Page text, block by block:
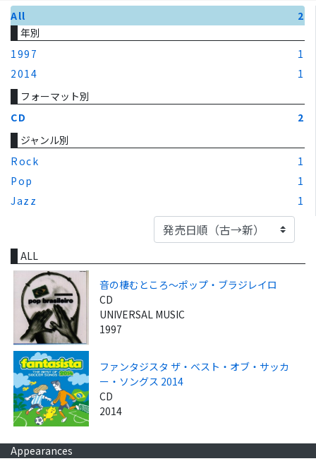
All
2
年別
1997
1
2014
1
フォーマット別
CD
2
ジャンル別
Rock
1
Pop
1
Jazz
1
ALL
音の棲むところ～ポップ・ブラジレイロ
CD
UNIVERSAL MUSIC
1997
ファンタジスタ ザ・ベスト・オブ・サッカ
ー・ソングス 2014
CD
2014
Appearances